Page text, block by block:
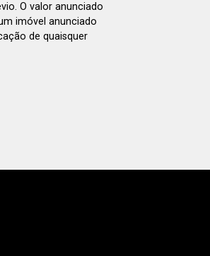
O valor anunciado
imóvel anunciado
de quaisquer